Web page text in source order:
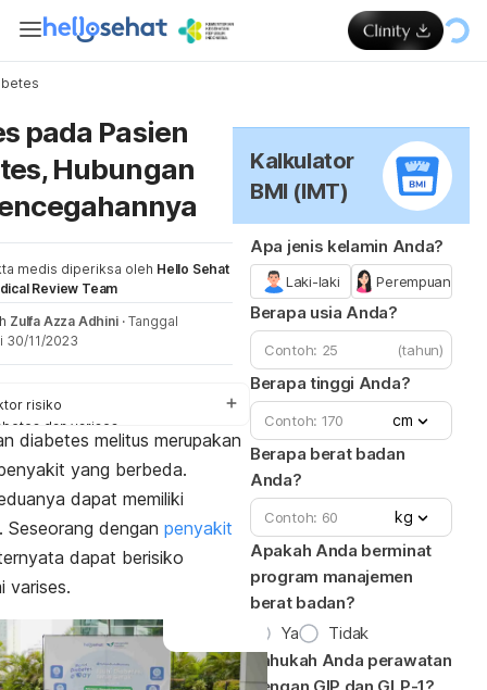
pada Pasien
Hubungan
medis diperiksa oleh Hello Sehat
Review Team
Zulfa Azza Adhini · Tanggal
30/11/2023
risiko
dan varises
diabetes melitus merupakan
yang berbeda.
dapat memiliki
Seseorang dengan penyakit
dapat berisiko
varises.
Kalkulator
BMI (IMT)
Apa jenis kelamin Anda?
Laki-laki Perempuan
Berapa usia Anda?
(tahun)
Berapa tinggi Anda?
cm
Berapa berat badan
Anda?
kg
Apakah Anda berminat
program manajemen
berat badan?
Ya
Tidak
Tahukah Anda perawatan